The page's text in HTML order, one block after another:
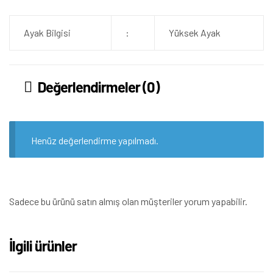
Ayak Bilgisi : Yüksek Ayak
Değerlendirmeler (0)
Henüz değerlendirme yapılmadı.
Sadece bu ürünü satın almış olan müşteriler yorum yapabilir.
İlgili ürünler